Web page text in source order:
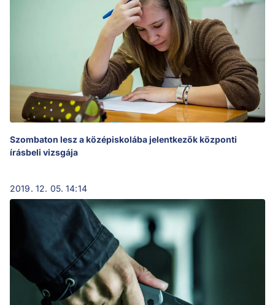
Szombaton lesz a középiskolába jelentkezők központi
írásbeli vizsgája
2019. 12. 05. 14:14